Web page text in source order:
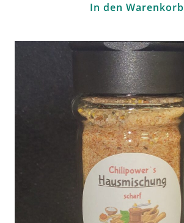
In den Warenkorb